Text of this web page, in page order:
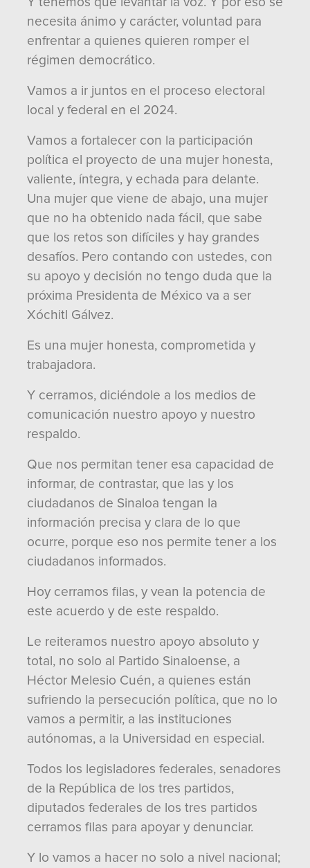
necesita ánimo y carácter, voluntad para
enfrentar a quienes quieren romper el
régimen democrático.
Vamos a ir juntos en el proceso electoral
local y federal en el 2024.
Vamos a fortalecer con la participación
política el proyecto de una mujer honesta,
valiente, íntegra, y echada para delante.
Una mujer que viene de abajo, una mujer
que no ha obtenido nada fácil, que sabe
que los retos son difíciles y hay grandes
desafíos. Pero contando con ustedes, con
su apoyo y decisión no tengo duda que la
próxima Presidenta de México va a ser
Xóchitl Gálvez.
Es una mujer honesta, comprometida y
trabajadora.
Y cerramos, diciéndole a los medios de
comunicación nuestro apoyo y nuestro
respaldo.
Que nos permitan tener esa capacidad de
informar, de contrastar, que las y los
ciudadanos de Sinaloa tengan la
información precisa y clara de lo que
ocurre, porque eso nos permite tener a los
ciudadanos informados.
Hoy cerramos filas, y vean la potencia de
este acuerdo y de este respaldo.
Le reiteramos nuestro apoyo absoluto y
total, no solo al Partido Sinaloense, a
Héctor Melesio Cuén, a quienes están
sufriendo la persecución política, que no lo
vamos a permitir, a las instituciones
autónomas, a la Universidad en especial.
Todos los legisladores federales, senadores
de la República de los tres partidos,
diputados federales de los tres partidos
cerramos filas para apoyar y denunciar.
Y lo vamos a hacer no solo a nivel nacional;